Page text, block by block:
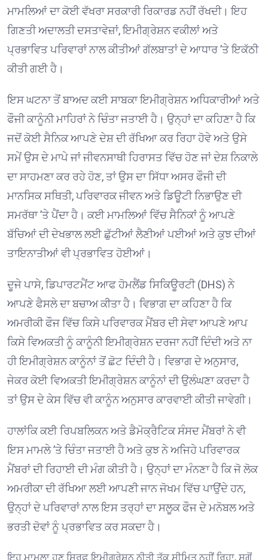
ਮਾਮਲਿਆਂ ਦਾ ਕੋਈ ਵੱਖਰਾ ਸਰਕਾਰੀ ਰਿਕਾਰਡ ਨਹੀਂ ਰੱਖਦੀ। ਇਹ
ਗਿਣਤੀ ਅਦਾਲਤੀ ਦਸਤਾਵੇਜ਼ਾਂ, ਇਮੀਗ੍ਰੇਸ਼ਨ ਵਕੀਲਾਂ ਅਤੇ
ਪ੍ਰਭਾਵਿਤ ਪਰਿਵਾਰਾਂ ਨਾਲ ਕੀਤੀਆਂ ਗੱਲਬਾਤਾਂ ਦੇ ਆਧਾਰ ’ਤੇ ਇਕੱਠੀ
ਕੀਤੀ ਗਈ ਹੈ। ⁠
ਇਸ ਘਟਨਾ ਤੋਂ ਬਾਅਦ ਕਈ ਸਾਬਕਾ ਇਮੀਗ੍ਰੇਸ਼ਨ ਅਧਿਕਾਰੀਆਂ ਅਤੇ
ਫੌਜੀ ਕਾਨੂੰਨੀ ਮਾਹਿਰਾਂ ਨੇ ਚਿੰਤਾ ਜਤਾਈ ਹੈ। ਉਨ੍ਹਾਂ ਦਾ ਕਹਿਣਾ ਹੈ ਕਿ
ਜਦੋਂ ਕੋਈ ਸੈਨਿਕ ਆਪਣੇ ਦੇਸ਼ ਦੀ ਰੱਖਿਆ ਕਰ ਰਿਹਾ ਹੋਵੇ ਅਤੇ ਉਸੇ
ਸਮੇਂ ਉਸ ਦੇ ਮਾਪੇ ਜਾਂ ਜੀਵਨਸਾਥੀ ਹਿਰਾਸਤ ਵਿੱਚ ਹੋਣ ਜਾਂ ਦੇਸ਼ ਨਿਕਾਲੇ
ਦਾ ਸਾਹਮਣਾ ਕਰ ਰਹੇ ਹੋਣ, ਤਾਂ ਉਸ ਦਾ ਸਿੱਧਾ ਅਸਰ ਫੌਜੀ ਦੀ
ਮਾਨਸਿਕ ਸਥਿਤੀ, ਪਰਿਵਾਰਕ ਜੀਵਨ ਅਤੇ ਡਿਊਟੀ ਨਿਭਾਉਣ ਦੀ
ਸਮਰੱਥਾ ’ਤੇ ਪੈਂਦਾ ਹੈ। ਕਈ ਮਾਮਲਿਆਂ ਵਿੱਚ ਸੈਨਿਕਾਂ ਨੂੰ ਆਪਣੇ
ਬੱਚਿਆਂ ਦੀ ਦੇਖਭਾਲ ਲਈ ਛੁੱਟੀਆਂ ਲੈਣੀਆਂ ਪਈਆਂ ਅਤੇ ਕੁਝ ਦੀਆਂ
ਤਾਇਨਾਤੀਆਂ ਵੀ ਪ੍ਰਭਾਵਿਤ ਹੋਈਆਂ। ⁠
ਦੂਜੇ ਪਾਸੇ, ਡਿਪਾਰਟਮੈਂਟ ਆਫ ਹੋਮਲੈਂਡ ਸਿਕਿਊਰਟੀ (DHS) ਨੇ
ਆਪਣੇ ਫੈਸਲੇ ਦਾ ਬਚਾਅ ਕੀਤਾ ਹੈ। ਵਿਭਾਗ ਦਾ ਕਹਿਣਾ ਹੈ ਕਿ
ਅਮਰੀਕੀ ਫੌਜ ਵਿੱਚ ਕਿਸੇ ਪਰਿਵਾਰਕ ਮੈਂਬਰ ਦੀ ਸੇਵਾ ਆਪਣੇ ਆਪ
ਕਿਸੇ ਵਿਅਕਤੀ ਨੂੰ ਕਾਨੂੰਨੀ ਇਮੀਗ੍ਰੇਸ਼ਨ ਦਰਜਾ ਨਹੀਂ ਦਿੰਦੀ ਅਤੇ ਨਾ
ਹੀ ਇਮੀਗ੍ਰੇਸ਼ਨ ਕਾਨੂੰਨਾਂ ਤੋਂ ਛੋਟ ਦਿੰਦੀ ਹੈ। ਵਿਭਾਗ ਦੇ ਅਨੁਸਾਰ,
ਜੇਕਰ ਕੋਈ ਵਿਅਕਤੀ ਇਮੀਗ੍ਰੇਸ਼ਨ ਕਾਨੂੰਨਾਂ ਦੀ ਉਲੰਘਣਾ ਕਰਦਾ ਹੈ
ਤਾਂ ਉਸ ਦੇ ਕੇਸ ਵਿੱਚ ਵੀ ਕਾਨੂੰਨ ਅਨੁਸਾਰ ਕਾਰਵਾਈ ਕੀਤੀ ਜਾਵੇਗੀ। ⁠
ਹਾਲਾਂਕਿ ਕਈ ਰਿਪਬਲਿਕਨ ਅਤੇ ਡੈਮੋਕ੍ਰੈਟਿਕ ਸੰਸਦ ਮੈਂਬਰਾਂ ਨੇ ਵੀ
ਇਸ ਮਾਮਲੇ ’ਤੇ ਚਿੰਤਾ ਜਤਾਈ ਹੈ ਅਤੇ ਕੁਝ ਨੇ ਅਜਿਹੇ ਪਰਿਵਾਰਕ
ਮੈਂਬਰਾਂ ਦੀ ਰਿਹਾਈ ਦੀ ਮੰਗ ਕੀਤੀ ਹੈ। ਉਨ੍ਹਾਂ ਦਾ ਮੰਨਣਾ ਹੈ ਕਿ ਜੋ ਲੋਕ
ਅਮਰੀਕਾ ਦੀ ਰੱਖਿਆ ਲਈ ਆਪਣੀ ਜਾਨ ਜੋਖਮ ਵਿੱਚ ਪਾਉਂਦੇ ਹਨ,
ਉਨ੍ਹਾਂ ਦੇ ਪਰਿਵਾਰਾਂ ਨਾਲ ਇਸ ਤਰ੍ਹਾਂ ਦਾ ਸਲੂਕ ਫੌਜ ਦੇ ਮਨੋਬਲ ਅਤੇ
ਭਰਤੀ ਦੋਵਾਂ ਨੂੰ ਪ੍ਰਭਾਵਿਤ ਕਰ ਸਕਦਾ ਹੈ। ⁠
ਇਹ ਮਾਮਲਾ ਹੁਣ ਸਿਰਫ਼ ਇਮੀਗ੍ਰੇਸ਼ਨ ਨੀਤੀ ਤੱਕ ਸੀਮਿਤ ਨਹੀਂ ਰਿਹਾ, ਸਗੋਂ